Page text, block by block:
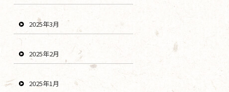
2025年3月
2025年2月
2025年1月